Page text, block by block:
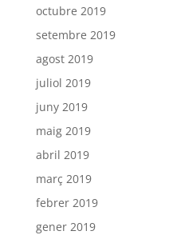
octubre 2019
setembre 2019
agost 2019
juliol 2019
juny 2019
maig 2019
abril 2019
març 2019
febrer 2019
gener 2019